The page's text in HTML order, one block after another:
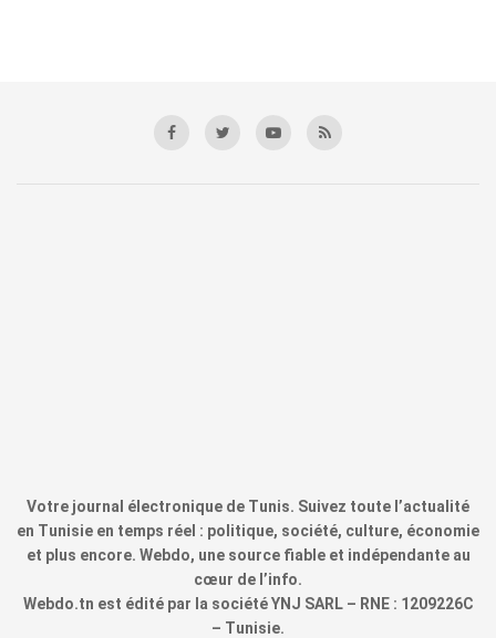
Votre journal électronique de Tunis. Suivez toute l’actualité
en Tunisie en temps réel : politique, société, culture, économie
et plus encore. Webdo, une source fiable et indépendante au
cœur de l’info.
Webdo.tn est édité par la société YNJ SARL – RNE : 1209226C
– Tunisie.